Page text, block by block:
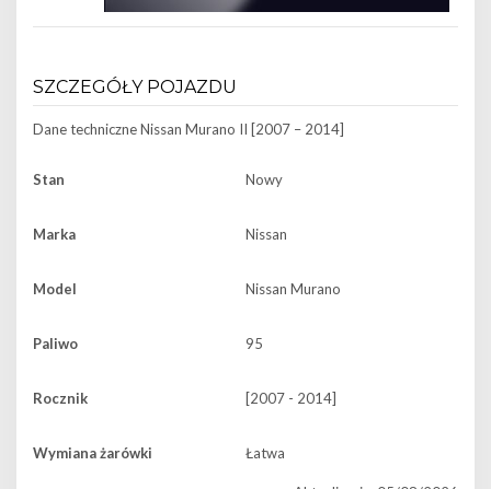
SZCZEGÓŁY POJAZDU
Dane techniczneNissan Murano II [2007 – 2014]
Stan Nowy
Marka Nissan
Model Nissan Murano
Paliwo 95
Rocznik [2007 - 2014]
Wymiana żarówki Łatwa